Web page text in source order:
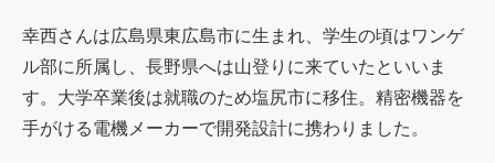
幸西さんは広島県東広島市に生まれ、学生の頃はワンゲ
ル部に所属し、長野県へは山登りに来ていたといいま
す。大学卒業後は就職のため塩尻市に移住。精密機器を
手がける電機メーカーで開発設計に携わりました。